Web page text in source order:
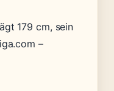
179 cm, sein
–